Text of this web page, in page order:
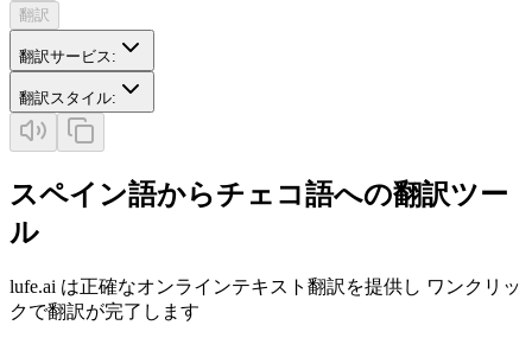
翻訳
翻訳サービス :
翻訳スタイル:
スペイン語からチェコ語への翻訳ツー
ル
lufe.ai は正確なオンラインテキスト翻訳を提供し ワンクリッ
クで翻訳が完了します